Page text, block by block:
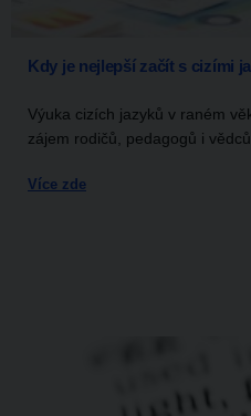
Kdy je nejlepší začít s cizími
Výuka cizích jazyků v raném
zájem rodičů, pedagogů i
Více zde